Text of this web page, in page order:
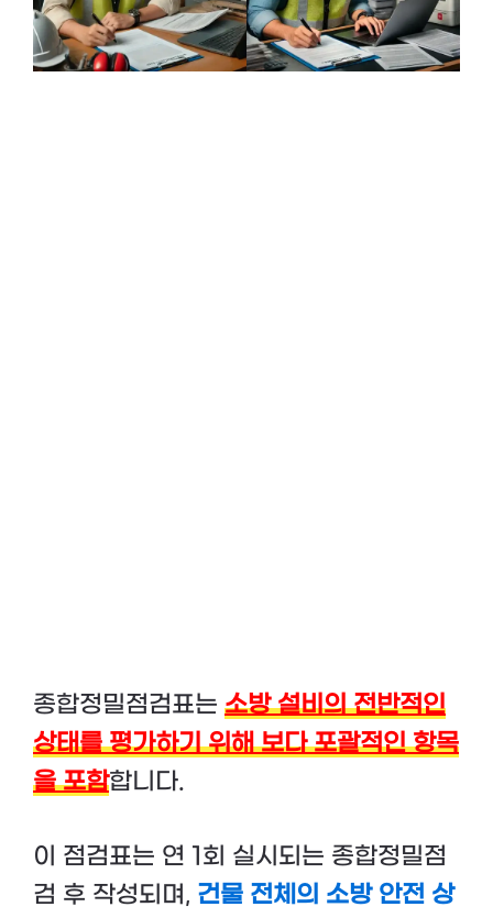
종합정밀점검표는 소방 설비의 전반적인
상태를 평가하기 위해 보다 포괄적인 항목
을 포함합니다.
이 점검표는 연 1회 실시되는 종합정밀점
검 후 작성되며, 건물 전체의 소방 안전 상